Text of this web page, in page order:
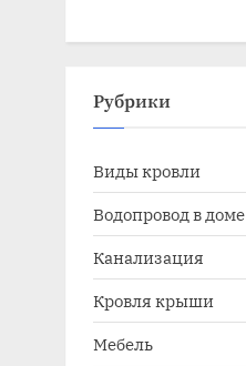
Рубрики
Виды кровли
Водопровод в доме
Канализация
Кровля крыши
Мебель